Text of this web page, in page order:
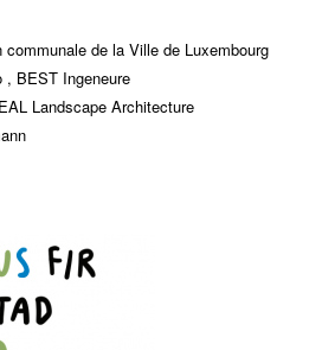
communale de la Ville de Luxembourg
, BEST Ingeneure
Landscape Architecture